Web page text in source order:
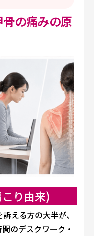
の痛みの原
り由来)
える方の大半が、
のデスクワーク・